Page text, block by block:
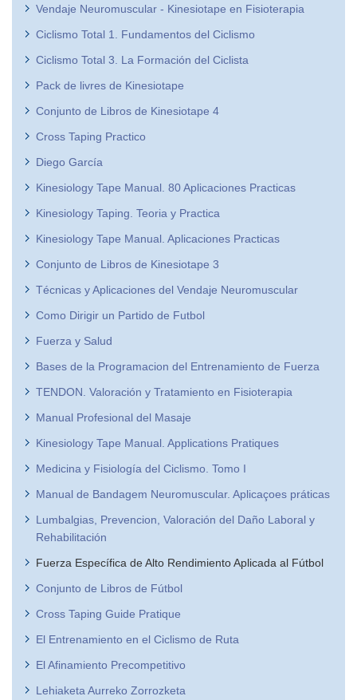
Vendaje Neuromuscular - Kinesiotape en Fisioterapia
Ciclismo Total 1. Fundamentos del Ciclismo
Ciclismo Total 3. La Formación del Ciclista
Pack de livres de Kinesiotape
Conjunto de Libros de Kinesiotape 4
Cross Taping Practico
Diego García
Kinesiology Tape Manual. 80 Aplicaciones Practicas
Kinesiology Taping. Teoria y Practica
Kinesiology Tape Manual. Aplicaciones Practicas
Conjunto de Libros de Kinesiotape 3
Técnicas y Aplicaciones del Vendaje Neuromuscular
Como Dirigir un Partido de Futbol
Fuerza y Salud
Bases de la Programacion del Entrenamiento de Fuerza
TENDON. Valoración y Tratamiento en Fisioterapia
Manual Profesional del Masaje
Kinesiology Tape Manual. Applications Pratiques
Medicina y Fisiología del Ciclismo. Tomo I
Manual de Bandagem Neuromuscular. Aplicaçoes práticas
Lumbalgias, Prevencion, Valoración del Daño Laboral y
Rehabilitación
Fuerza Específica de Alto Rendimiento Aplicada al Fútbol
Conjunto de Libros de Fútbol
Cross Taping Guide Pratique
El Entrenamiento en el Ciclismo de Ruta
El Afinamiento Precompetitivo
Lehiaketa Aurreko Zorrozketa